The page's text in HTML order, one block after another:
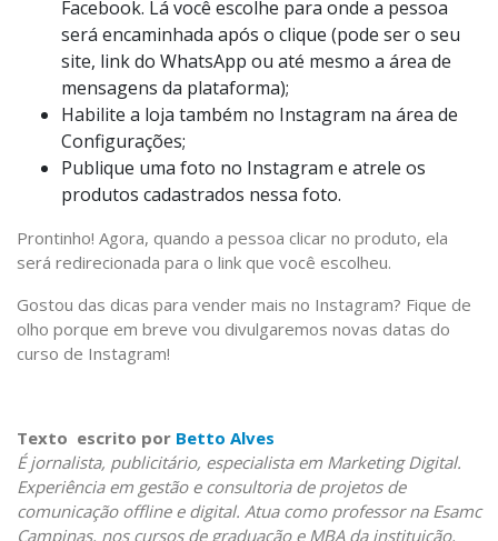
Facebook. Lá você escolhe para onde a pessoa
será encaminhada após o clique (pode ser o seu
site, link do WhatsApp ou até mesmo a área de
mensagens da plataforma);
Habilite a loja também no Instagram na área de
Configurações;
Publique uma foto no Instagram e atrele os
produtos cadastrados nessa foto.
Prontinho! Agora, quando a pessoa clicar no produto, ela
será redirecionada para o link que você escolheu.
Gostou das dicas para vender mais no Instagram? Fique de
olho porque em breve vou divulgaremos novas datas do
curso de Instagram!
Texto escrito por Betto Alves
É jornalista, publicitário, especialista em Marketing Digital.
Experiência em gestão e consultoria de projetos de
comunicação offline e digital. Atua como professor na Esamc
Campinas, nos cursos de graduação e MBA da instituição,